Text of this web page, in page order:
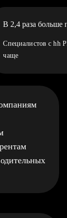
В 2,4 раза больше
Специалистов с hh
чаще